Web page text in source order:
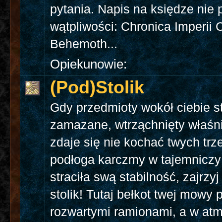
pytania. Napis na księdze nie
wątpliwości: Chronica Imperii
Behemoth...
Opiekunowie:
(Pod)Stolik
Gdy przedmioty wokół ciebie
zamazane, wtrząchnięty
zdaje się nie kochać twych
podłoga karczmy w
straciła swą stabilność,
stolik! Tutaj bełkot twej mowy
rozwartymi ramionami, a w